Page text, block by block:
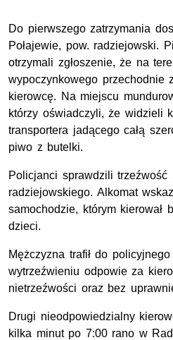
Do pierwszego zatrzymania
Połajewie, pow. radziejowski.
otrzymali zgłoszenie, że na
wypoczynkowego przechodnie
kierowcę. Na miejscu
którzy oświadczyli, że widzieli
transportera jadącego całą
piwo z butelki.
Policjanci sprawdzili trzeźwość
radziejowskiego. Alkomat
samochodzie, którym kierował
dzieci.
Mężczyzna trafił do
wytrzeźwieniu odpowie za
nietrzeźwości oraz bez
Drugi nieodpowiedzialny
kilka minut po 7:00 rano w